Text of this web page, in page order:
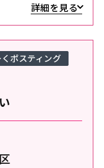
詳細を見る
ポスティング